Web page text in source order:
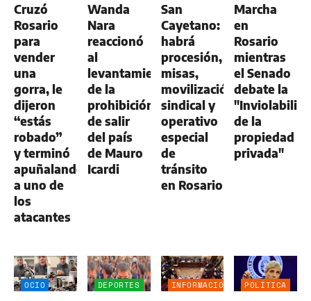
Cruzó
Rosario
para
vender
una
gorra, le
dijeron
“estás
robado”
y terminó
apuñalando
a uno de
los
atacantes
Wanda
Nara
reaccionó
al
levantamiento
de la
prohibición
de salir
del país
de Mauro
Icardi
San
Cayetano:
habrá
procesión,
misas,
movilización
sindical y
operativo
especial
de
tránsito
en Rosario
Marcha
en
Rosario
mientras
el Senado
debate la
de la
propiedad
privada"
OCIO DEPORTES
INFORMACIÓN
POLÍTICA